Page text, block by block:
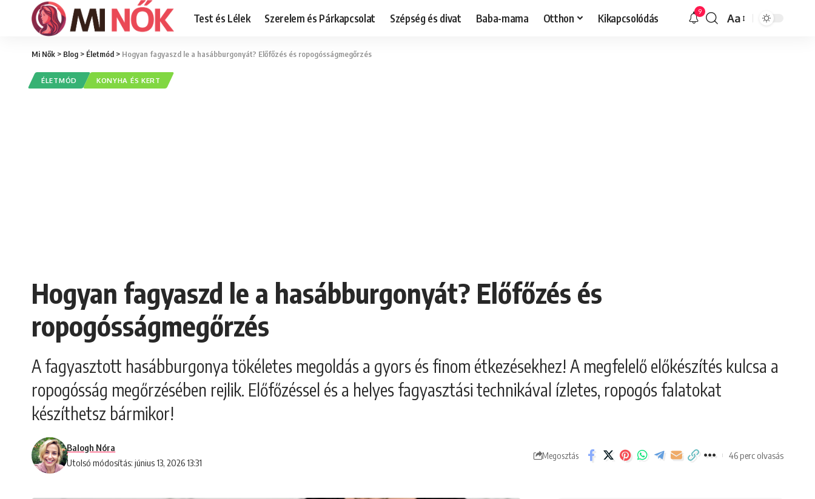
Test és Lélek Szerelem és Párkapcsolat Szépség és divat Baba-mama Otthon Kikapcsolódás 9
Font
Aa
Mi Nők > Blog > Életmód > Hogyan fagyaszd le a hasábburgonyát? Előfőzés és ropogósságmegőrzés
ÉLETMÓD KONYHA ÉS KERT
Hogyan fagyaszd le a hasábburgonyát? Előfőzés és
ropogósságmegőrzés
A fagyasztott hasábburgonya tökéletes megoldás a gyors és finom étkezésekhez! A megfelelő előkészítés kulcsa a
ropogósság megőrzésében rejlik. Előfőzéssel és a helyes fagyasztási technikával ízletes, ropogós falatokat
készíthetsz bármikor!
Utolsó módosítás: június 13, 2026 13:31
Balogh Nóra
Megosztás 46 perc olvasás